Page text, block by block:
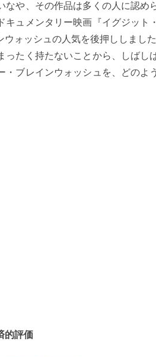
や、その作品は多くの人に認め
キュメンタリー映画『イグジット
ォッシュの人気を後押ししました
ったく持たないことから、しばし
・ブレインウォッシュを、どのよ
的評価